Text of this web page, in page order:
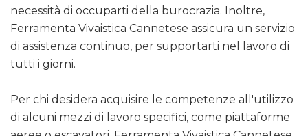
necessità di occuparti della burocrazia. Inoltre,
Ferramenta Vivaistica Cannetese assicura un servizio
di assistenza continuo, per supportarti nel lavoro di
tutti i giorni.
Per chi desidera acquisire le competenze all'utilizzo
di alcuni mezzi di lavoro specifici, come piattaforme